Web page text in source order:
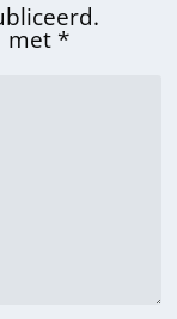
met *